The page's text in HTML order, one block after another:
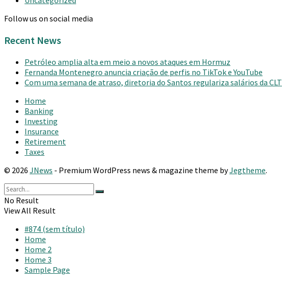
Follow us on social media
Recent News
Petróleo amplia alta em meio a novos ataques em Hormuz
Fernanda Montenegro anuncia criação de perfis no TikTok e YouTube
Com uma semana de atraso, diretoria do Santos regulariza salários da CLT
Home
Banking
Investing
Insurance
Retirement
Taxes
© 2026 JNews - Premium WordPress news & magazine theme byJegtheme.
No Result
View All Result
#874 (sem título)
Home
Home 2
Home 3
Sample Page